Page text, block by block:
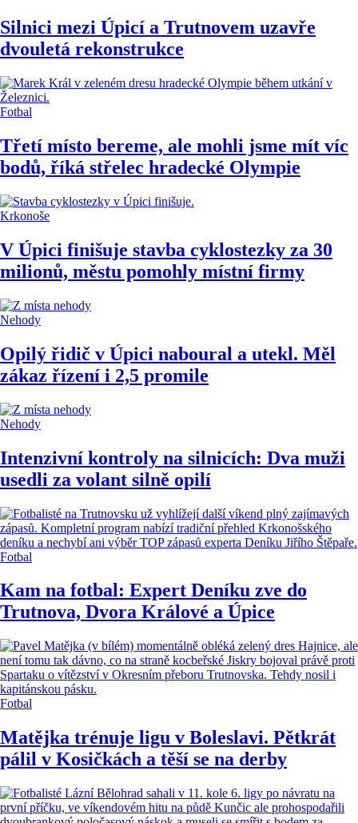
Silnici mezi Úpicí a Trutnovem uzavře
dvouletá rekonstrukce
Fotbal
Třetí místo bereme, ale mohli jsme mít víc
bodů, říká střelec hradecké Olympie
Krkonoše
V Úpici finišuje stavba cyklostezky za 30
milionů, městu pomohly místní firmy
Nehody
Opilý řidič v Úpici naboural a utekl. Měl
zákaz řízení i 2,5 promile
Nehody
Intenzivní kontroly na silnicích: Dva muži
usedli za volant silně opilí
Fotbal
Kam na fotbal: Expert Deníku zve do
Trutnova, Dvora Králové a Úpice
Fotbal
Matějka trénuje ligu v Boleslavi. Pětkrát
pálil v Kosičkách a těší se na derby